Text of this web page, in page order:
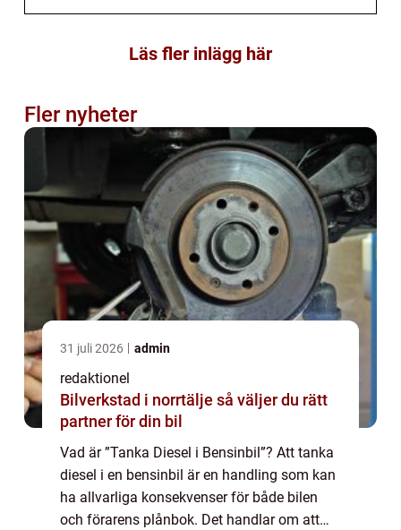
Läs fler inlägg här
Fler nyheter
31 juli 2026 admin
redaktionel
Bilverkstad i norrtälje så väljer du rätt
partner för din bil
Vad är ”Tanka Diesel i Bensinbil”? Att tanka
diesel i en bensinbil är en handling som kan
ha allvarliga konsekvenser för både bilen
och förarens plånbok. Det handlar om att